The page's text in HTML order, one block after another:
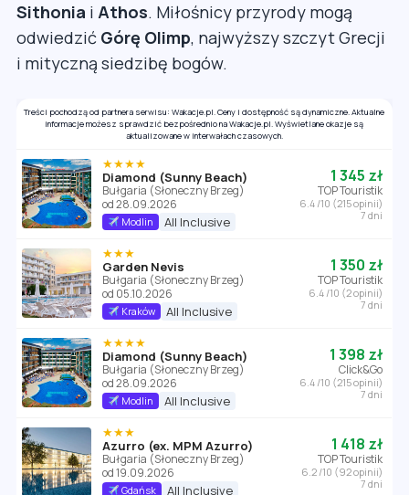
Sithonia i Athos. Miłośnicy przyrody mogą
odwiedzić Górę Olimp, najwyższy szczyt Grecji
i mityczną siedzibę bogów.
Treści pochodzą od partnera serwisu: Wakacje.pl. Ceny i dostępność są dynamiczne. Aktualne
informacje możesz sprawdzić bezpośrednio na Wakacje.pl. Wyświetlane okazje są
aktualizowane w interwałach czasowych.
★★★★
Diamond (Sunny Beach)
Bułgaria (Słoneczny Brzeg)
od 28.09.2026
Modlin All Inclusive
1 345 zł
TOP Touristik
6.4 /10 (215 opinii)
7 dni
★★★
Garden Nevis
Bułgaria (Słoneczny Brzeg)
od 05.10.2026
Kraków All Inclusive
1 350 zł
TOP Touristik
6.4 /10 (2 opinii)
7 dni
★★★★
Diamond (Sunny Beach)
Bułgaria (Słoneczny Brzeg)
od 28.09.2026
Modlin All Inclusive
1 398 zł
Click&Go
6.4 /10 (215 opinii)
7 dni
★★★
Azurro (ex. MPM Azurro)
Bułgaria (Słoneczny Brzeg)
od 19.09.2026
Gdańsk All Inclusive
1 418 zł
TOP Touristik
6.2 /10 (92 opinii)
7 dni